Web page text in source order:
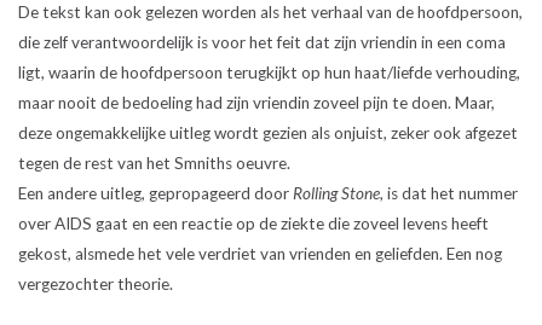
De tekst kan ook gelezen worden als het verhaal van de hoofdpersoon,
die zelf verantwoordelijk is voor het feit dat zijn vriendin in een coma
ligt, waarin de hoofdpersoon terugkijkt op hun haat/liefde verhouding,
maar nooit de bedoeling had zijn vriendin zoveel pijn te doen. Maar,
deze ongemakkelijke uitleg wordt gezien als onjuist, zeker ook afgezet
tegen de rest van het Smniths oeuvre.
Een andere uitleg, gepropageerd door Rolling Stone, is dat het nummer
over AIDS gaat en een reactie op de ziekte die zoveel levens heeft
gekost, alsmede het vele verdriet van vrienden en geliefden. Een nog
vergezochter theorie.